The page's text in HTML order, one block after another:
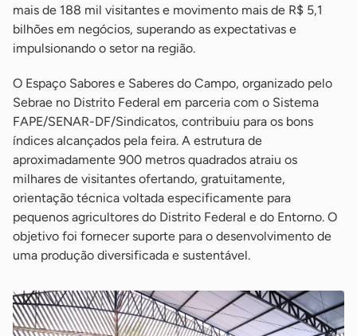
mais de 188 mil visitantes e movimento mais de R$ 5,1
bilhões em negócios, superando as expectativas e
impulsionando o setor na região.
O Espaço Sabores e Saberes do Campo, organizado pelo
Sebrae no Distrito Federal em parceria com o Sistema
FAPE/SENAR-DF/Sindicatos, contribuiu para os bons
índices alcançados pela feira. A estrutura de
aproximadamente 900 metros quadrados atraiu os
milhares de visitantes ofertando, gratuitamente,
orientação técnica voltada especificamente para
pequenos agricultores do Distrito Federal e do Entorno. O
objetivo foi fornecer suporte para o desenvolvimento de
uma produção diversificada e sustentável.